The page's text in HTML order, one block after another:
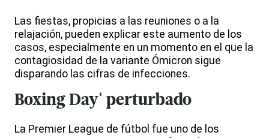
Las fiestas, propicias a las reuniones o a la
relajación, pueden explicar este aumento de los
casos, especialmente en un momento en el que la
contagiosidad de la variante Ómicron sigue
disparando las cifras de infecciones.
Boxing Day' perturbado
La Premier League de fútbol fue uno de los